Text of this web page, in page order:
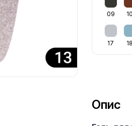
09 10
17 18
Опис